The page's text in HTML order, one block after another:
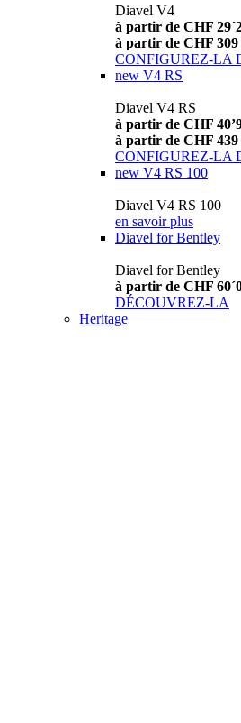
Diavel V4
à partir de CHF
à partir de CHF
CONFIGUREZ-LA
new V4 RS
Diavel V4 RS
à partir de CHF
à partir de CHF
CONFIGUREZ-LA
new V4 RS 100
Diavel V4 RS 100
en savoir plus
Diavel for Bentley
Diavel for Bentley
à partir de CHF
DÉCOUVREZ-LA
Heritage